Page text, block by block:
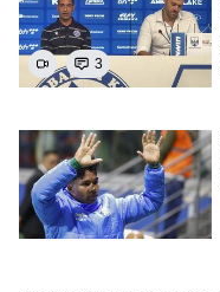
3